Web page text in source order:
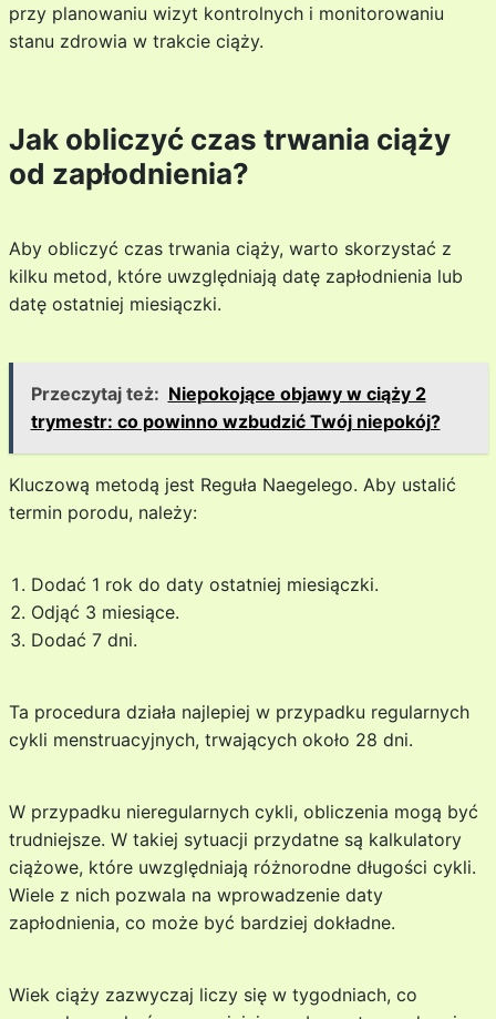
przy planowaniu wizyt kontrolnych i monitorowaniu
stanu zdrowia w trakcie ciąży.
Jak obliczyć czas trwania ciąży
od zapłodnienia?
Aby obliczyć czas trwania ciąży, warto skorzystać z
kilku metod, które uwzględniają datę zapłodnienia lub
datę ostatniej miesiączki.
Przeczytaj też: Niepokojące objawy w ciąży 2
trymestr: co powinno wzbudzić Twój niepokój?
Kluczową metodą jest Reguła Naegelego. Aby ustalić
termin porodu, należy:
Dodać 1 rok do daty ostatniej miesiączki.
Odjąć 3 miesiące.
Dodać 7 dni.
Ta procedura działa najlepiej w przypadku regularnych
cykli menstruacyjnych, trwających około 28 dni.
W przypadku nieregularnych cykli, obliczenia mogą być
trudniejsze. W takiej sytuacji przydatne są kalkulatory
ciążowe, które uwzględniają różnorodne długości cykli.
Wiele z nich pozwala na wprowadzenie daty
zapłodnienia, co może być bardziej dokładne.
Wiek ciąży zazwyczaj liczy się w tygodniach, co